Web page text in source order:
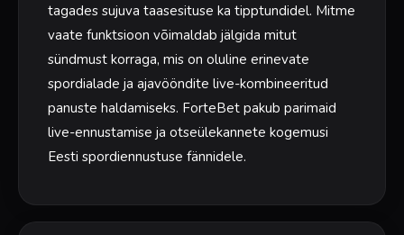
tagades sujuva taasesituse ka tipptundidel. Mitme
vaate funktsioon võimaldab jälgida mitut
sündmust korraga, mis on oluline erinevate
spordialade ja ajavööndite live-kombineeritud
panuste haldamiseks. ForteBet pakub parimaid
live-ennustamise ja otseülekannete kogemusi
Eesti spordiennustuse fännidele.